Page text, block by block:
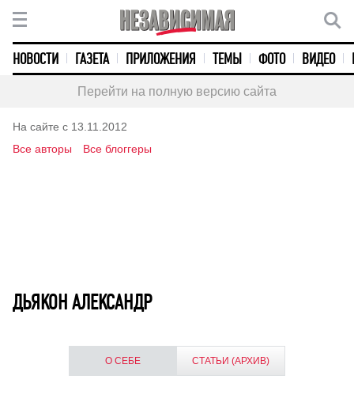
НОВОСТИ ГАЗЕТА ПРИЛОЖЕНИЯ ТЕМЫ ФОТО ВИДЕО
Перейти на полную версию сайта
На сайте с 13.11.2012
Все авторы
Все блоггеры
ДЬЯКОН АЛЕКСАНДР
О СЕБЕ СТАТЬИ (АРХИВ)